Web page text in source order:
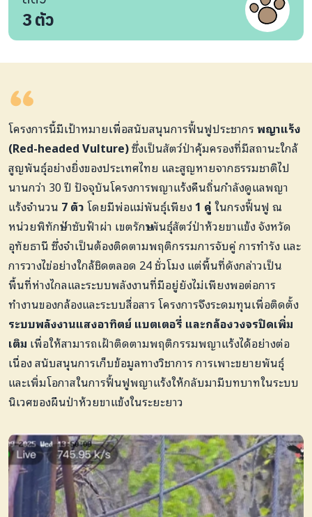
3ตัว
โครงการนี้มีเป้าหมายเพื่อสนับสนุนการฟื้นฟูประชากรพญาแร้ง
(Red-headed Vulture)ซึ่งเป็นสัตว์ป่าคุ้มครองที่มีสถานะใกล้
สูญพันธุ์อย่างยิ่งของประเทศไทย และสูญหายจากธรรมชาติไป
นานกว่า 30 ปี ปัจจุบันโครงการพญาแร้งคืนถิ่นกำลังดูแลพญา
แร้งจำนวน 7 ตัวโดยมีพ่อแม่พันธุ์เพียง1 คู่ในกรงฟื้นฟู ณ
หน่วยพิทักษ์ป่าซับฟ้าผ่า เขตรักษาพันธุ์สัตว์ป่าห้วยขาแข้ง จังหวัด
อุทัยธานี ซึ่งจำเป็นต้องติดตามพฤติกรรมการจับคู่ การทำรัง และ
การวางไข่อย่างใกล้ชิดตลอด 24 ชั่วโมง แต่พื้นที่ดังกล่าวเป็น
พื้นที่ห่างไกลและระบบพลังงานที่มีอยู่ยังไม่เพียงพอต่อการ
ทำงานของกล้องและระบบสื่อสาร โครงการจึงระดมทุนเพื่อติดตั้ง
ระบบพลังงานแสงอาทิตย์ แบตเตอรี่ และกล้องวงจรปิดเพิ่ม
เติม เพื่อให้สามารถเฝ้าติดตามพฤติกรรมพญาแร้งได้อย่างต่อ
เนื่อง สนับสนุนการเก็บข้อมูลทางวิชาการ การเพาะขยายพันธุ์
และเพิ่มโอกาสในการฟื้นฟูพญาแร้งให้กลับมามีบทบาทในระบบ
นิเวศของผืนป่าห้วยขาแข้งในระยะยาว